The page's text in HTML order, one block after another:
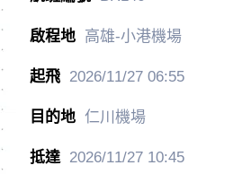
高雄-小港機場
2026/11/2706:55
仁川機場
2026/11/2710:45